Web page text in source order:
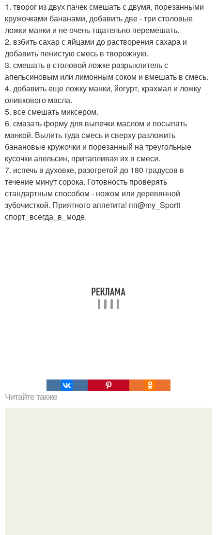
1. творог из двух пачек смешать с двумя, порезанными
кружочками бананами, добавить две - три столовые
ложки манки и не очень тщательно перемешать.
2. взбить сахар с яйцами до растворения сахара и
добавить пенистую смесь в творожную.
3. смешать в столовой ложке разрыхлитель с
апельсиновым или лимонным соком и вмешать в смесь.
4. добавить еще ложку манки, йогурт, крахмал и ложку
оливкового масла.
5. все смешать миксером.
6. смазать форму для выпечки маслом и посыпать
манкой. Вылить туда смесь и сверху разложить
банановые кружочки и порезанный на треугольные
кусочки апельсин, притапливая их в смеси.
7. испечь в духовке, разогретой до 180 градусов в
течение минут сорока. Готовность проверять
стандартным способом - ножом или деревянной
зубочисткой. Приятного аппетита! пп@my_Sportt
спорт_всегда_в_моде.
Читайте также